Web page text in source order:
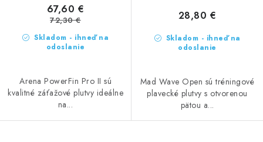
Skladom - ihneď na
odoslanie
67,60 €
72,30 €
Arena PowerFin Pro II sú
kvalitné záťažové plutvy ideálne
na...
Skladom - ihneď na
odoslanie
28,80 €
Mad Wave Open sú tréningové
plavecké plutvy s otvorenou
pätou a...